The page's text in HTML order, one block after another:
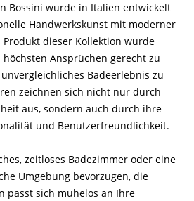
Bossini wurde in Italien entwickelt
Handwerkskunst mit moderner
Produkt dieser Kollektion wurde
Ansprüchen gerecht zu
Badeerlebnis zu
zeichnen sich nicht nur durch
aus, sondern auch durch ihre
und Benutzerfreundlichkeit.
zeitloses Badezimmer oder eine
Umgebung bevorzugen, die
passt sich mühelos an Ihre